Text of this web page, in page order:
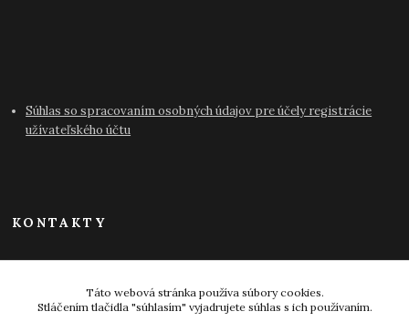
Súhlas so spracovaním osobných údajov pre účely registrácie
užívateľského účtu
KONTAKTY
Táto webová stránka používa súbory cookies.
Stláčením tlačidla "súhlasím" vyjadrujete súhlas s ich používaním.